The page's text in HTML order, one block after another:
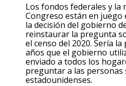
Los fondos federales y la
Congreso están en juego
la decisión del gobierno
reinstaurar la pregunta
el censo del 2020. Sería
años que el gobierno
enviado a todos los
preguntar a las personas
estadounidenses.